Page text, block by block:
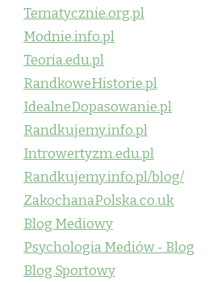
Tematycznie.org.pl
Modnie.info.pl
Teoria.edu.pl
RandkoweHistorie.pl
IdealneDopasowanie.pl
Randkujemy.info.pl
Introwertyzm.edu.pl
Randkujemy.info.pl/blog/
ZakochanaPolska.co.uk
Blog Mediowy
Psychologia Mediów - Blog
Blog Sportowy